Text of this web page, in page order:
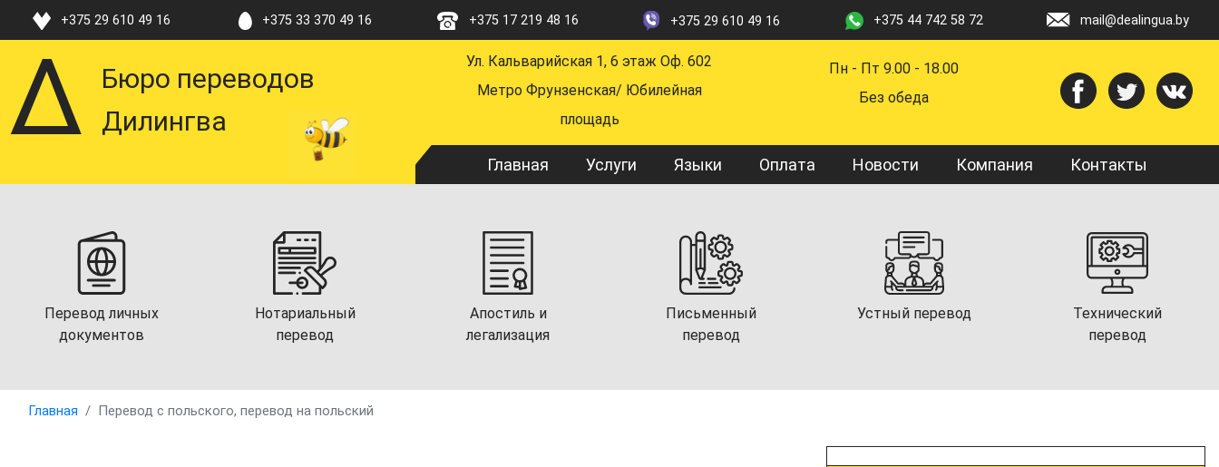
Перейти
основному
содержанию
+375 29 610 49 16 +375 33 370 49 16 +375 17 219 48 16 +375 29 610 49 16 +375 44 742 58 72 mail@dealingua.by
Бюро переводов
Дилингва
Ул. Кальварийская 1, 6 этаж Оф. 602
Метро Фрунзенская/ Юбилейная
площадь
Пн - Пт 9.00 - 18.00
Без обеда
Main
Главная Услуги Языки Оплата Новости Компания Контакты
Перевод личных
документов
Нотариальный
перевод
Апостиль и
легализация
Письменный
перевод
Устный перевод
Технический
перевод
Главная Перевод с польского, перевод на польский